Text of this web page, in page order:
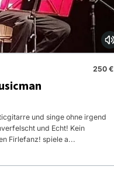
250 €
und singe ohne irgend
und Echt! Kein
Firlefanz! spiele a...